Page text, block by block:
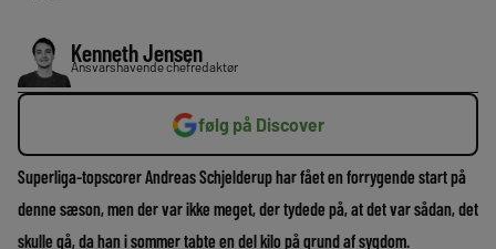
Kenneth Jensen
Ansvarshavende chefredaktør
følg på Discover
Superliga-topscorer Andreas Schjelderup har fået en forrygende start på
denne sæson, men der var ikke meget, der tydede på, at det var sådan, det
skulle gå, da han i sommer tabte en del kilo på grund af sygdom.